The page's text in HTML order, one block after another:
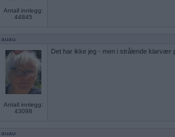
Antall innlegg:
44845
auau
Antall innlegg:
43098
Det har ikke jeg - men i strålende klarvær
auau